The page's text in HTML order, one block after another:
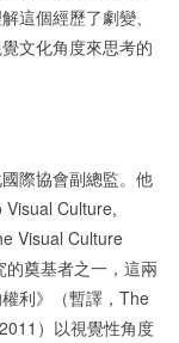
這個經歷了劇變、
文化角度來思考的
際協會副總監。他
Visual Culture,
Visual Culture
奠基者之一，這兩
利》（暫譯，The
）以視覺性角度